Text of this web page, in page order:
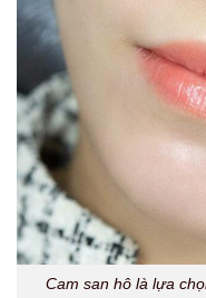
Cam san hô là lựa